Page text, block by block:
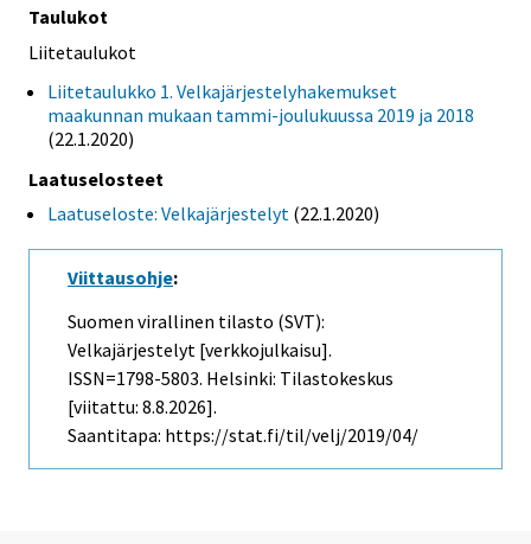
Taulukot
Liitetaulukot
Liitetaulukko 1. Velkajärjestelyhakemukset
maakunnan mukaan tammi-joulukuussa 2019 ja 2018
(22.1.2020)
Laatuselosteet
Laatuseloste: Velkajärjestelyt (22.1.2020)
Viittausohje:
Suomen virallinen tilasto (SVT):
Velkajärjestelyt [verkkojulkaisu].
ISSN=1798-5803. Helsinki: Tilastokeskus
[viitattu: 8.8.2026].
Saantitapa: https://stat.fi/til/velj/2019/04/